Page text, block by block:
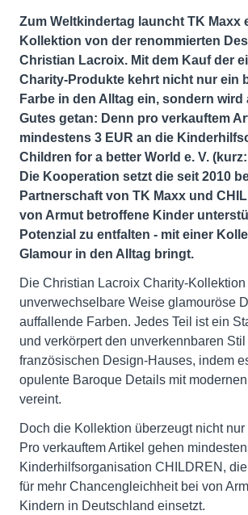
Zum Weltkindertag launcht TK Maxx
Kollektion von der renommierten
Christian Lacroix. Mit dem Kauf der
Charity-Produkte kehrt nicht nur ein
Farbe in den Alltag ein, sondern wird
Gutes getan: Denn pro verkauftem
mindestens 3 EUR an die
Children for a better World e. V.
Die Kooperation setzt die seit 2010
Partnerschaft von TK Maxx und
von Armut betroffene Kinder
Potenzial zu entfalten - mit einer
Glamour in den Alltag bringt.
Die Christian Lacroix Charity-
unverwechselbare Weise glamouröse
auffallende Farben. Jedes Teil ist ein
und verkörpert den unverkennbaren
französischen Design-Hauses, indem
opulente Baroque Details mit
vereint.
Doch die Kollektion überzeugt nicht nur
Pro verkauftem Artikel gehen
Kinderhilfsorganisation CHILDREN,
für mehr Chancengleichheit bei von
Kindern in Deutschland einsetzt.